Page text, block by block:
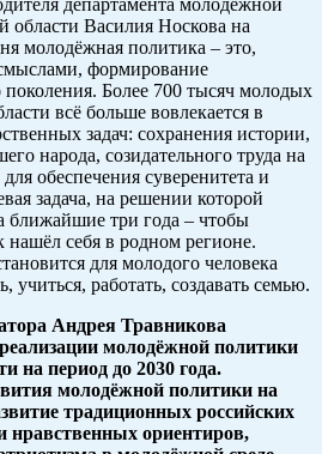
департамента молодёжной
области Василия Носкова на
молодёжная политика – это,
формирование
Более 700 тысяч молодых
всё больше вовлекается в
задач: сохранения истории,
народа, созидательного труда на
обеспечения суверенитета и
задача, на решении которой
ближайшие три года – чтобы
себя в родном регионе.
для молодого человека
учиться, работать, создавать семью.
Андрея Травникова
молодёжной политики
на период до 2030 года.
молодёжной политики на
традиционных российских
нравственных ориентиров,